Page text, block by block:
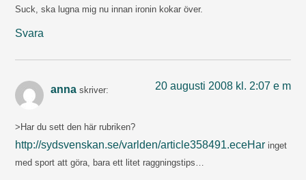
Suck, ska lugna mig nu innan ironin kokar över.
Svara
anna skriver: 20 augusti 2008 kl. 2:07 e m
>Har du sett den här rubriken?
http://sydsvenskan.se/varlden/article358491.eceHar inget
med sport att göra, bara ett litet raggningstips…